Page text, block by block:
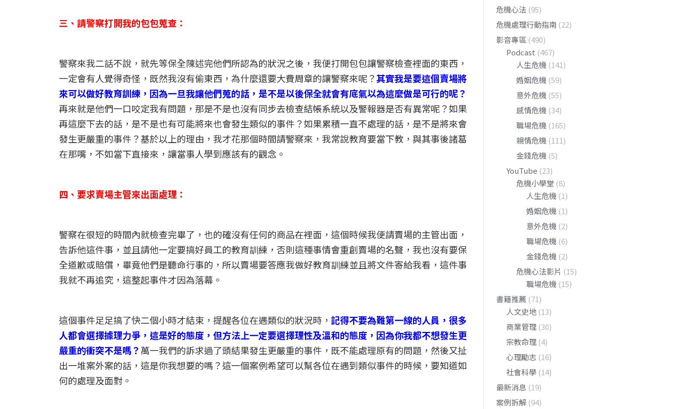
三、請警察打開我的包包蒐查：
警察來我二話不說，就先等保全陳述完他們所認為的狀況之後，我便打開包包讓警察檢查裡面的東西，
一定會有人覺得奇怪，既然我沒有偷東西，為什麼還要大費周章的讓警察來呢？其實我是要這個賣場將
來可以做好教育訓練，因為一旦我讓他們蒐的話，是不是以後保全就會有底氣以為這麼做是可行的呢？
再來就是他們一口咬定我有問題，那是不是也沒有同步去檢查結帳系統以及警報器是否有異常呢？如果
再這麼下去的話，是不是也有可能將來也會發生類似的事件？如果累積一直不處理的話，是不是將來會
發生更嚴重的事件？基於以上的理由，我才花那個時間請警察來，我常說教育要當下教，與其事後諸葛
在那嘴，不如當下直接來，讓當事人學到應該有的觀念。
四、要求賣場主管來出面處理：
警察在很短的時間內就檢查完畢了，也的確沒有任何的商品在裡面，這個時候我便請賣場的主管出面，
告訴他這件事，並且請他一定要搞好員工的教育訓練，否則這種事情會重創賣場的名聲，我也沒有要保
全道歉或賠償，畢竟他們是聽命行事的，所以賣場要答應我做好教育訓練並且將文件寄給我看，這件事
我就不再追究，這整起事件才因為落幕。
這個事件足足搞了快二個小時才結束，提醒各位在遇類似的狀況時，記得不要為難第一線的人員，很多
人都會選擇據理力爭，這是好的態度，但方法上一定要選擇理性及溫和的態度，因為你我都不想發生更
嚴重的衝突不是嗎？萬一我們的訴求過了頭結果發生更嚴重的事件，既不能處理原有的問題，然後又扯
出一堆案外案的話，這是你我想要的嗎？這一個案例希望可以幫各位在遇到類似事件的時候，要知道如
何的處理及面對。
危機心法 (95)
危機處理行動指南 (22)
影音專區 (490)
Podcast (467)
人生危機 (141)
婚姻危機 (59)
意外危機 (55)
感情危機 (34)
職場危機 (165)
親情危機 (111)
金錢危機 (5)
YouTube (23)
危機小學堂 (8)
人生危機 (1)
婚姻危機 (1)
意外危機 (2)
職場危機 (6)
金錢危機 (2)
危機心法影片 (15)
職場危機 (15)
書籍推薦 (71)
人文史地 (13)
商業管理 (30)
宗教命理 (4)
心理勵志 (16)
社會科學 (14)
最新消息 (19)
案例拆解 (94)